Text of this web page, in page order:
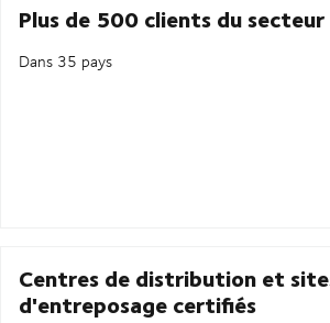
Plus de 500 clients du
Dans 35 pays
Centres de distribution et
d'entreposage certifiés